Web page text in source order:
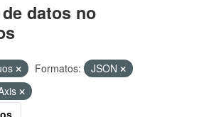
datos no
Formatos:
JSON